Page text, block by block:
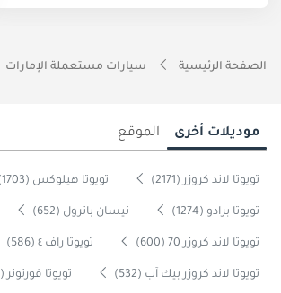
الصفحة الرئيسية سيارات مستعملة الإمارات
موديلات أخرى الموقع
تويوتا لاند كروزر (2171) تويوتا هيلوكس (1703)
تويوتا برادو (1274) نيسان باترول (652)
تويوتا لاند كروزر 70 (600) تويوتا راف ٤ (586)
تويوتا لاند كروزر بيك آب (532) تويوتا فورتونر (530)